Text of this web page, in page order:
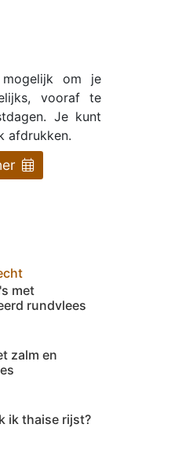
om je
vooraf te
Je kunt
afdrukken.
met
rundvlees
zalm en
ik thaise rijst?